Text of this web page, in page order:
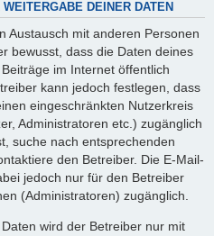
DEINER DATEN
Austausch mit anderen Personen
bewusst, dass die Daten deines
im Internet öffentlich
kann jedoch festlegen, dass
eingeschränkten Nutzerkreis
Administratoren etc.) zugänglich
suche nach entsprechenden
den Betreiber. Die E-Mail-
jedoch nur für den Betreiber
(Administratoren) zugänglich.
wird der Betreiber nur mit